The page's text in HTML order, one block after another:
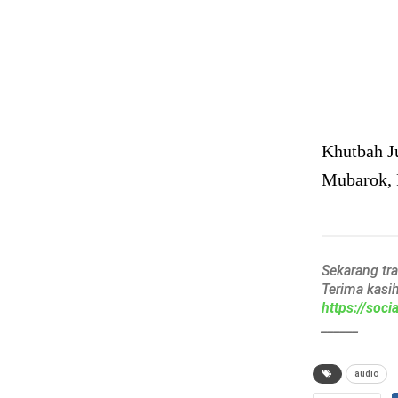
Khutbah
Mubarok,
Sekarang
Terima
https://
audio